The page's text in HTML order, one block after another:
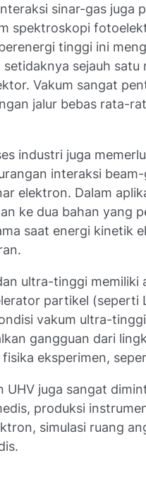
sinar-gas juga
spektroskopi
tinggi ini
setidaknya sejauh
Vakum sangat
jalur bebas rata-
industri juga
interaksi
elektron. Dalam
ke dua bahan yang
saat energi kinetik
ultra-tinggi memiliki
partikel (seperti
vakum ultra-
gangguan dari
fisika eksperimen,
UHV juga sangat
produksi
simulasi ruang